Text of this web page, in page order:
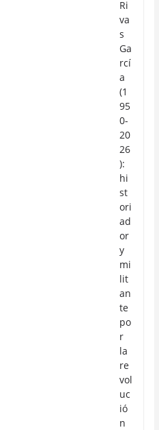
Ri
va
s
Ga
rcí
a
(1
95
0-
20
26
):
hi
st
ori
ad
or
y
mi
lit
an
te
po
r
la
re
vol
uc
ió
n